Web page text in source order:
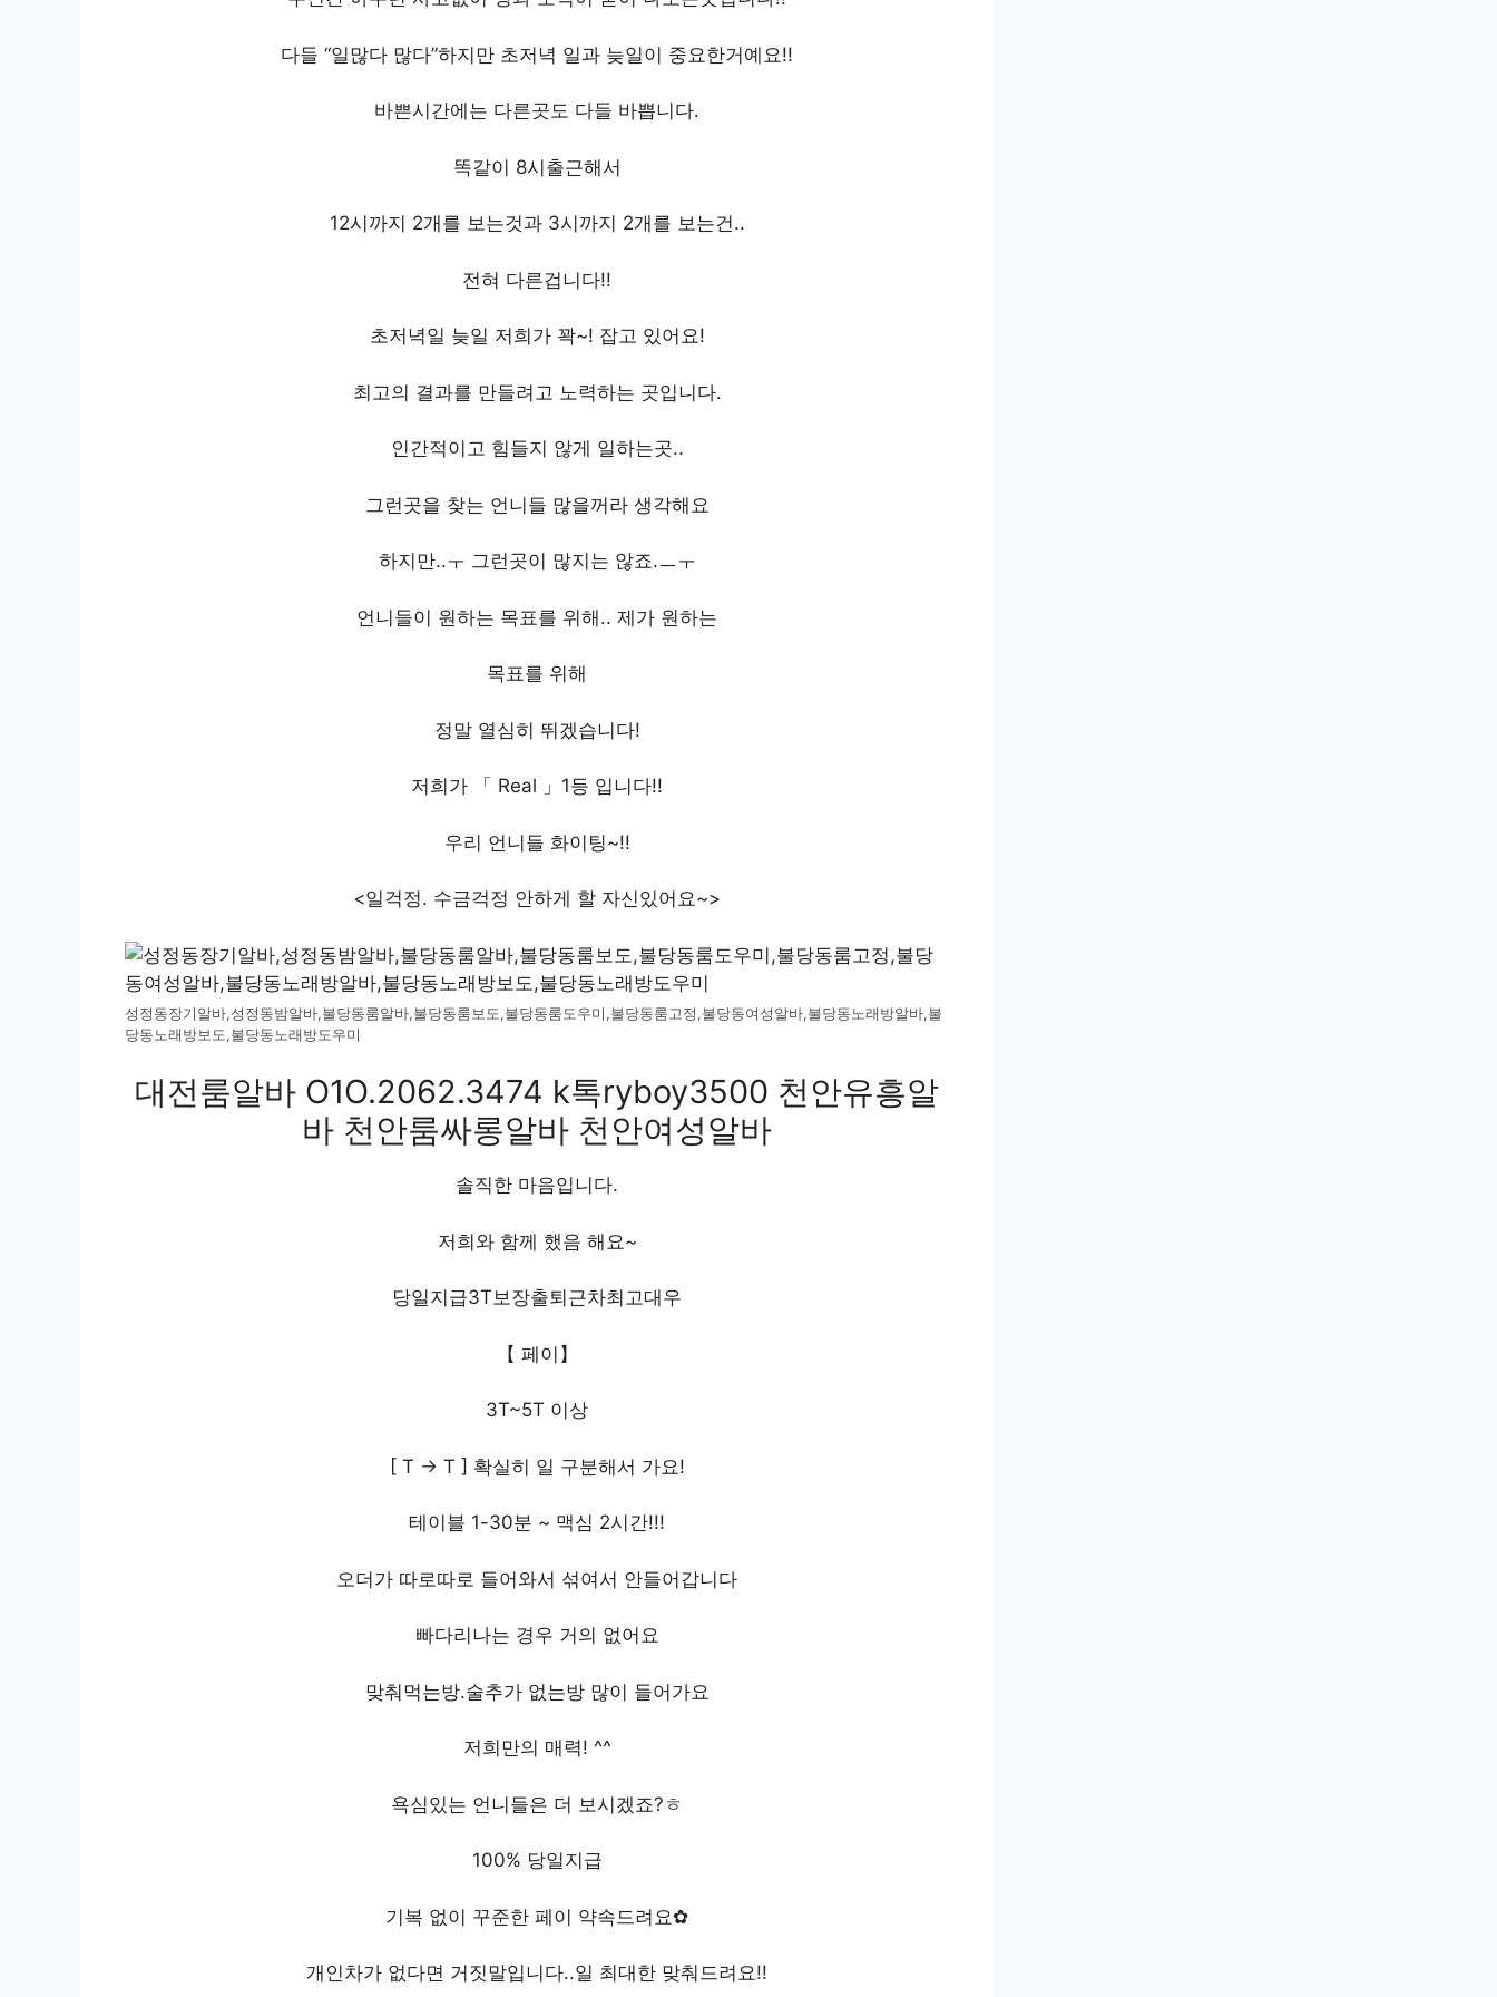
다들 “일많다 많다”하지만 초저녁 일과 늦일이 중요한거예요!!
바쁜시간에는 다른곳도 다들 바쁩니다.
똑같이 8시출근해서
12시까지 2개를 보는것과 3시까지 2개를 보는건..
전혀 다른겁니다!!
초저녁일 늦일 저희가 꽉~! 잡고 있어요!
최고의 결과를 만들려고 노력하는 곳입니다.
인간적이고 힘들지 않게 일하는곳..
그런곳을 찾는 언니들 많을꺼라 생각해요
하지만..ㅜ 그런곳이 많지는 않죠.ㅡㅜ
언니들이 원하는 목표를 위해.. 제가 원하는
목표를 위해
정말 열심히 뛰겠습니다!
저희가 「 Real 」1등 입니다!!
우리 언니들 화이팅~!!
<일걱정. 수금걱정 안하게 할 자신있어요~>
성정동장기알바,성정동밤알바,불당동룸알바,불당동룸보도,불당동룸도우미,불당동룸고정,불당동여성알바,불당동노래방알바,불
당동노래방보도,불당동노래방도우미
대전룸알바 O1O.2062.3474 k톡ryboy3500 천안유흥알
바 천안룸싸롱알바 천안여성알바
솔직한 마음입니다.
저희와 함께 했음 해요~
당일지급3T보장출퇴근차최고대우
【 페이】
3T~5T 이상
[ T -> T ] 확실히 일 구분해서 가요!
테이블 1-30분 ~ 맥심 2시간!!!
오더가 따로따로 들어와서 섞여서 안들어갑니다
빠다리나는 경우 거의 없어요
맞춰먹는방.술추가 없는방 많이 들어가요
저희만의 매력! ^^
욕심있는 언니들은 더 보시겠죠?ㅎ
100% 당일지급
기복 없이 꾸준한 페이 약속드려요✿
개인차가 없다면 거짓말입니다..일 최대한 맞춰드려요!!